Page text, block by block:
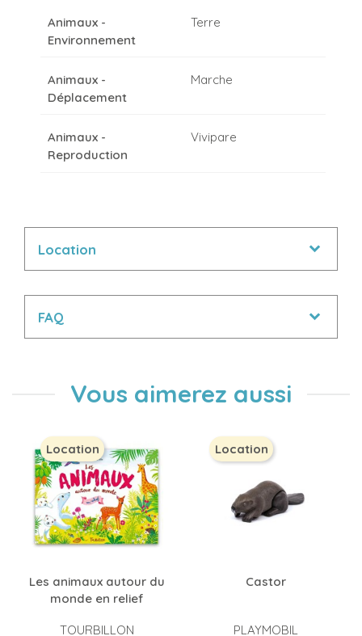
Animaux -
Environnement
Terre
Animaux -
Déplacement
Marche
Animaux -
Reproduction
Vivipare
Location
FAQ
Vous aimerez aussi
Les animaux autour du
monde en relief
TOURBILLON
Location
Castor
PLAYMOBIL
Location